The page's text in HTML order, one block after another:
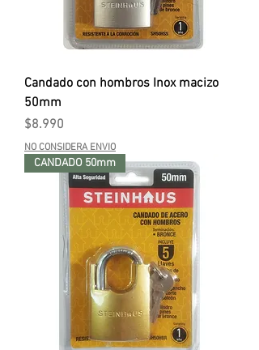
Candado con hombros Inox macizo
50mm
Precio
$8.990
NO CONSIDERA ENVIO
CANDADO 50mm